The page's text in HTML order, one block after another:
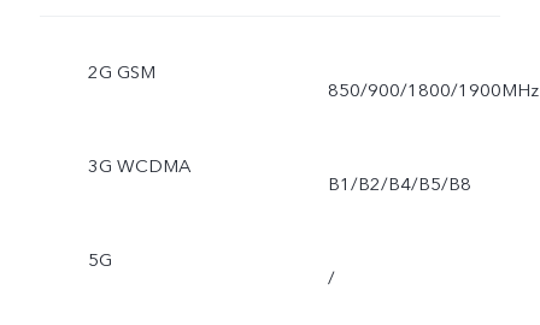
2G GSM
850/900/1800/1900MHz
3G WCDMA
B1/B2/B4/B5/B8
5G
/